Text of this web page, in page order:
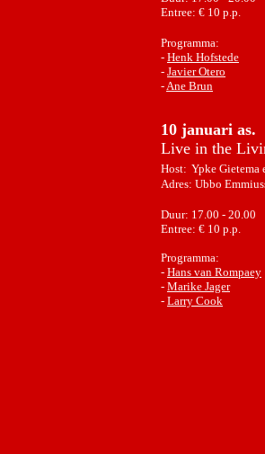
Entree: € 10 p.p.
Programma:
- Henk Hofstede
- Javier Otero
-Ane Brun
10 januari as.
Live in the
Host: Ypke Gietema
Adres: Ubbo
Duur: 17.00 - 20.00
Entree: € 10 p.p.
Programma:
- Hans van Rompaey
- Marike Jager
- Larry Cook